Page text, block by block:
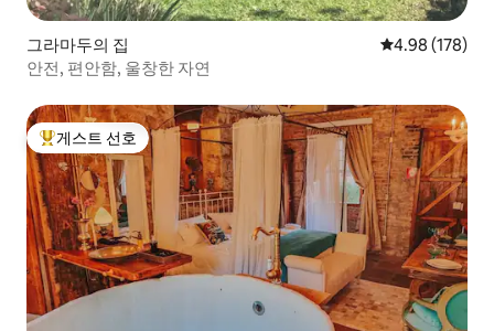
그라마두의 집 평점 4.98점(5
4.98 (178)
안전, 편안함, 울창한 자연
상위 게스트 선호
게스트 선호